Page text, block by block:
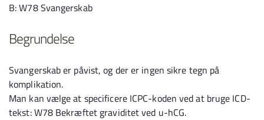
B: W78 Svangerskab
Begrundelse
Svangerskab er påvist, og der er ingen sikre tegn på
komplikation.
Man kan vælge at specificere ICPC-koden ved at bruge ICD-
tekst: W78 Bekræftet graviditet ved u-hCG.